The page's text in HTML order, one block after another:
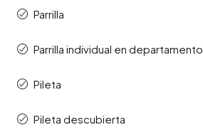
Parrilla
Parrilla individual en departamento
Pileta
Pileta descubierta